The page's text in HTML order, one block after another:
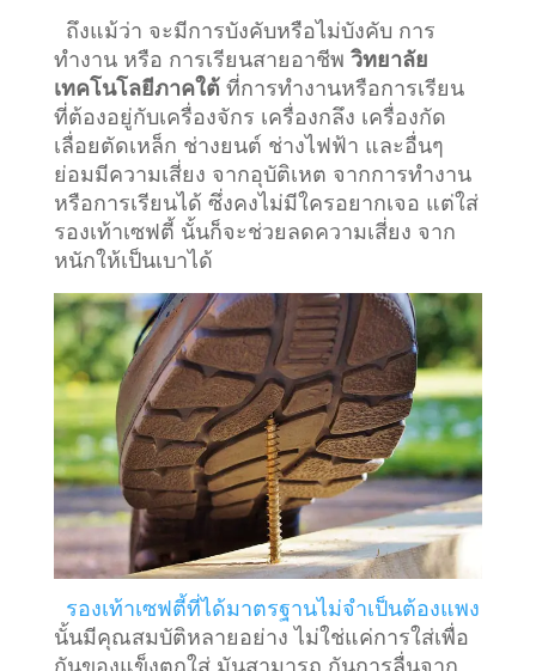
ถึงแม้ว่า จะมีการบังคับหรือไม่บังคับ การ
ทำงาน หรือ การเรียนสายอาชีพ วิทยาลัย
เทคโนโลยีภาคใต้ที่การทำงานหรือการเรียน
ที่ต้องอยู่กับเครื่องจักร เครื่องกลึง เครื่องกัด
เลื่อยตัดเหล็ก ช่างยนต์ ช่างไฟฟ้า และอื่นๆ
ย่อมมีความเสี่ยง จากอุบัติเหต จากการทำงาน
หรือการเรียนได้ ซึ่งคงไม่มีใครอยากเจอ แต่ใส่
รองเท้าเซฟตี้ นั้นก็จะช่วยลดความเสี่ยง จาก
หนักให้เป็นเบาได้
รองเท้าเซฟตี้ที่ได้มาตรฐานไม่จำเป็นต้องแพง
นั้นมีคุณสมบัติหลายอย่าง ไม่ใช่แค่การใส่เพื่อ
กันของแข็งตกใส่ มันสามารถ กันการลื่นจาก